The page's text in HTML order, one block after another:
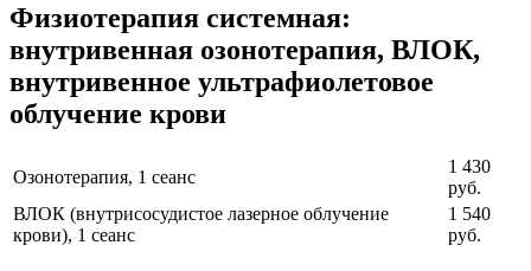
Физиотерапия системная:
внутривенная озонотерапия, ВЛОК,
внутривенное ультрафиолетовое
облучение крови
Озонотерапия, 1 сеанс
1 430
руб.
ВЛОК (внутрисосудистое лазерное облучение
крови), 1 сеанс
1 540
руб.